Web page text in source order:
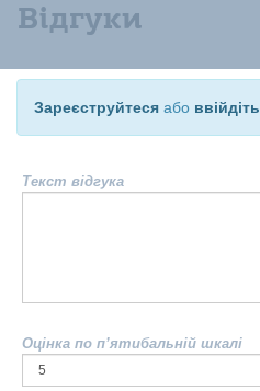
Відгуки
Зареєструйтеся або ввійдіть
Текст відгука
Оцінка по п’ятибальній шкалі